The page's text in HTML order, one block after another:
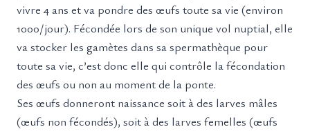
vivre 4 ans et va pondre des œufs toute sa vie (environ
1000/jour). Fécondée lors de son unique vol nuptial, elle
va stocker les gamètes dans sa spermathèque pour
toute sa vie, c’est donc elle qui contrôle la fécondation
des œufs ou non au moment de la ponte.
Ses œufs donneront naissance soit à des larves mâles
(œufs non fécondés), soit à des larves femelles (œufs